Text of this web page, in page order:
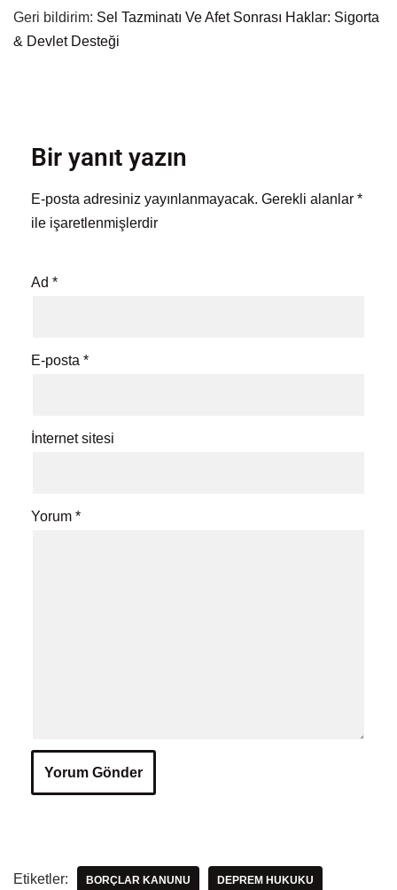
Geri bildirim: Sel Tazminatı Ve Afet Sonrası Haklar: Sigorta
& Devlet Desteği
Bir yanıt yazın
E-posta adresiniz yayınlanmayacak. Gerekli alanlar *
ile işaretlenmişlerdir
Ad *
E-posta *
İnternet sitesi
Yorum *
Etiketler: BORÇLAR KANUNU DEPREM HUKUKU